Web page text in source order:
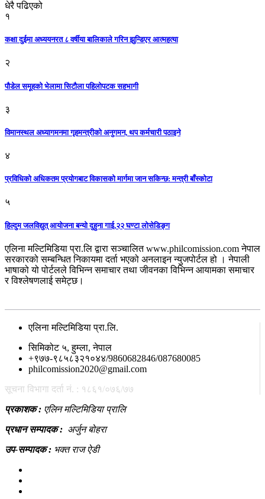
धेरै पढिएको
१
कक्षा दुईमा अध्ययनरत ८ वर्षीया बालिकाले गरिन झुन्डिएर आत्महत्या
२
पौडेल समूहको भेलामा सिटौला पहिलोपटक सहभागी
३
विमानस्थल अध्यागमनमा गृहमन्त्रीको अनुगमन, थप कर्मचारी पठाइने
४
प्रविधिको अधिकतम प्रयोगबाट विकासको मार्गमा जान सकिन्छ: मन्त्री बाँस्कोटा
५
हिल्दुम जलविद्युत् आयोजना बन्यो दुहुना गाई,२२ घण्टा लोसेडिङ्ग
एलिना मल्टिमिडिया प्रा.लि द्वारा सञ्चालित www.philcomission.com नेपाल
सरकारको सम्बन्धित निकायमा दर्ता भएको अनलाइन न्युजपोर्टल हो । नेपाली
भाषाको यो पोर्टलले विभिन्न समाचार तथा जीवनका विभिन्न आयामका समाचार
र विश्लेषणलाई समेट्छ।
एलिना मल्टिमिडिया प्रा.लि.
सिमिकोट ५, हुम्ला, नेपाल
+९७७-९८५८३२१०४४/9860682846/087680085
philcomission2020@gmail.com
सूचना विभागा दर्ता नं. : १८६१/०७६/७७
प्रकाशक : एलिन मल्टिमिडिया प्रालि
प्रधान सम्पादक : अर्जुन बोहरा
उप-सम्पादक : भक्त राज ऐडी